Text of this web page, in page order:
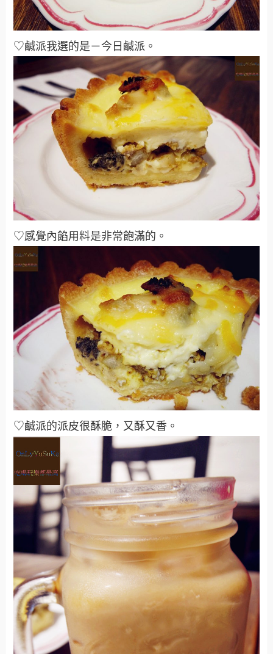
♡鹹派我選的是－今日鹹派。
♡感覺內餡用料是非常飽滿的。
♡鹹派的派皮很酥脆，又酥又香。